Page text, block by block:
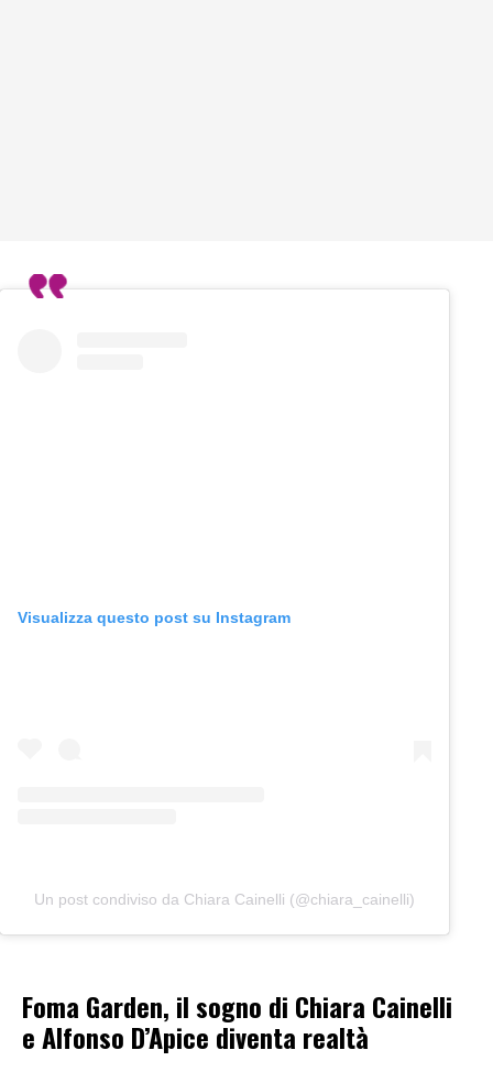
Visualizza questo post su Instagram
Un post condiviso da Chiara Cainelli (@chiara_cainelli)
Foma Garden, il sogno di Chiara Cainelli
e Alfonso D’Apice diventa realtà